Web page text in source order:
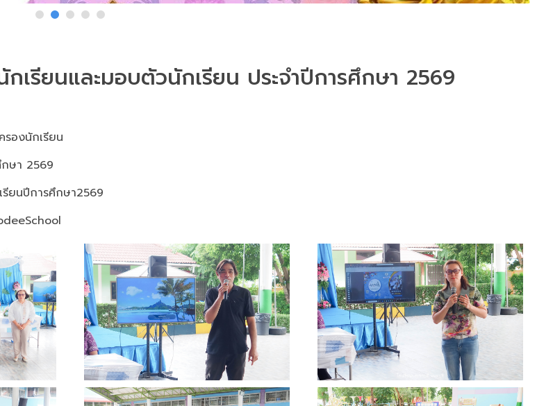
เรียนและมอบตัวนักเรียน ประจำปีการศึกษา 2569
รองนักเรียน
กษา 2569
ยนปีการศึกษา2569